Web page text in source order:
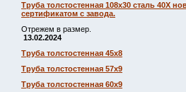
Труба толстостенная 108х30 сталь 40Х
сертификатом с завода.
Отрежем в размер.
13.02.2024
Труба толстостенная 45х8
Труба толстостенная 57х9
Труба толстостенная 60х9